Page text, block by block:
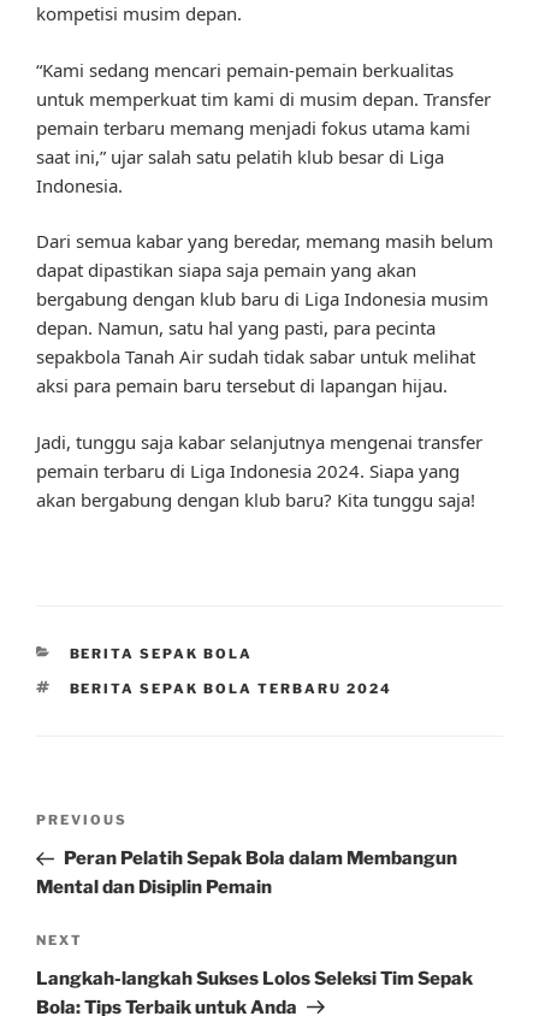
kompetisi musim depan.
“Kami sedang mencari pemain-pemain berkualitas
untuk memperkuat tim kami di musim depan. Transfer
pemain terbaru memang menjadi fokus utama kami
saat ini,” ujar salah satu pelatih klub besar di Liga
Indonesia.
Dari semua kabar yang beredar, memang masih belum
dapat dipastikan siapa saja pemain yang akan
bergabung dengan klub baru di Liga Indonesia musim
depan. Namun, satu hal yang pasti, para pecinta
sepakbola Tanah Air sudah tidak sabar untuk melihat
aksi para pemain baru tersebut di lapangan hijau.
Jadi, tunggu saja kabar selanjutnya mengenai transfer
pemain terbaru di Liga Indonesia 2024. Siapa yang
akan bergabung dengan klub baru? Kita tunggu saja!
CATEGORIES
BERITA SEPAK BOLA
TAGS
BERITA SEPAK BOLA TERBARU 2024
Previous
Post
PREVIOUS
Peran Pelatih Sepak Bola dalam Membangun
Mental dan Disiplin Pemain
Next
Post
NEXT
Langkah-langkah Sukses Lolos Seleksi Tim Sepak
Bola: Tips Terbaik untuk Anda